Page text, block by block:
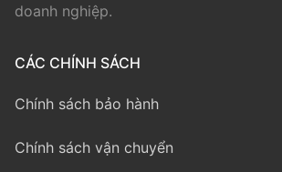
doanh nghiệp.
CÁC CHÍNH SÁCH
Chính sách bảo hành
Chính sách vận chuyển